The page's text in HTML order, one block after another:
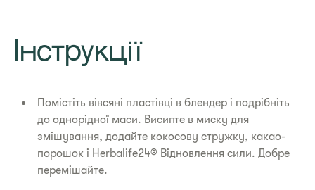
Інструкції
Помістіть вівсяні пластівці в блендер і подрібніть
до однорідної маси. Висипте в миску для
змішування, додайте кокосову стружку, какао-
порошок і Herbalife24® Відновлення сили. Добре
перемішайте.